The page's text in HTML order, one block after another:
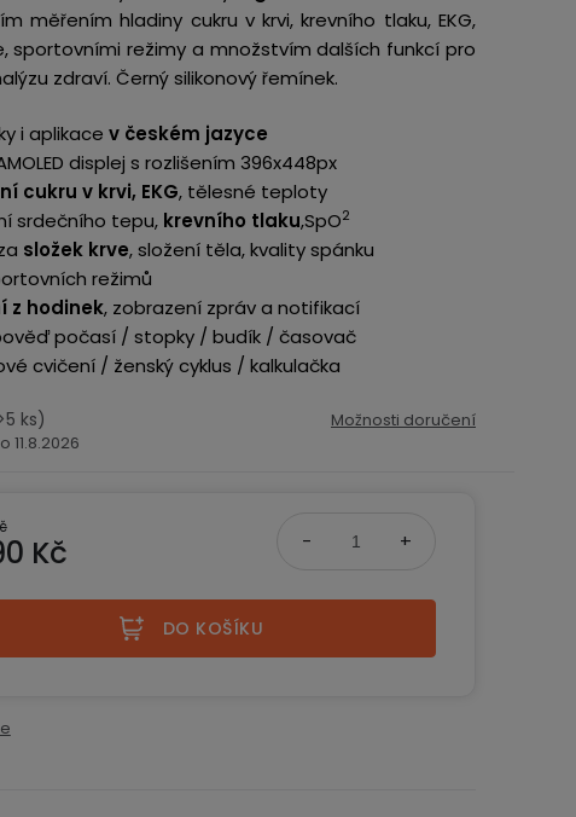
měřením hladiny cukru v krvi, krevního tlaku, EKG,
sportovními režimy a množstvím dalších funkcí pro
zdraví. Černý silikonový řemínek.
i aplikace v českém jazyce
displej s rozlišením 396x448px
cukru v krvi, EKG, tělesné teploty
srdečního tepu, krevního tlaku,SpO2
složek krve, složení těla, kvality spánku
režimů
z hodinek, zobrazení zpráv a notifikací
počasí / stopky / budík / časovač
cvičení / ženský cyklus / kalkulačka
ks)
11.8.2026
Možnosti doručení
Kč
DO KOŠÍKU